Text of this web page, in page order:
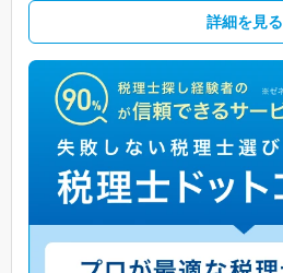
詳細を見る